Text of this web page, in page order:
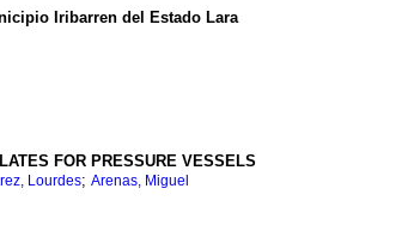
Iribarren del Estado Lara
FOR PRESSURE VESSELS
Lourdes; Arenas, Miguel